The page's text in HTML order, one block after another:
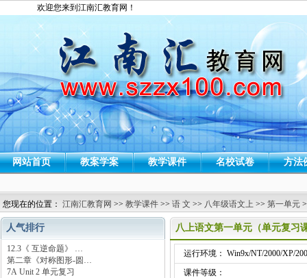
欢迎您来到江南汇教育网！
网站首页 教案学案 教学课件 名校试卷 方法
您现在的位置： 江南汇教育网 >> 教学课件 >> 语 文 >> 八年级语文上 >> 第一单元
人气排行
12.3《 互逆命题》 …
第二章《对称图形-圆…
7A Unit 2 单元复习
八上语文第一单元（单元复习
运行环境： Win9x/NT/2000/XP/
课件等级：